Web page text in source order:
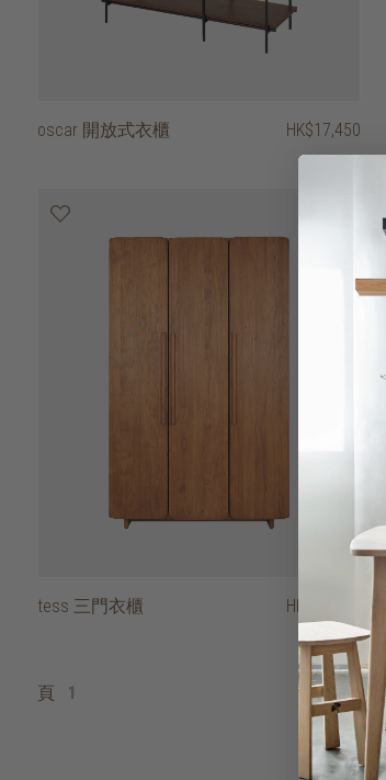
oscar 開放式衣櫃 HK$17,450
tess 三門衣櫃 HK$33,950
頁 1